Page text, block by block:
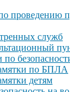
проведению
служб
по
по БПЛА
детям